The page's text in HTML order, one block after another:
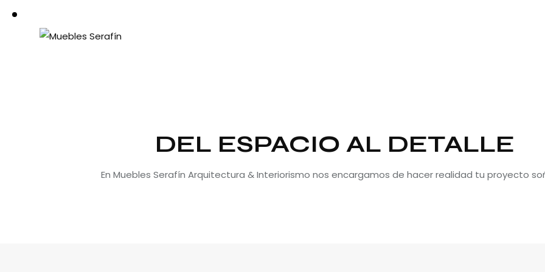
DEL ESPACIO AL DETALLE
En Muebles Serafín Arquitectura & Interiorismo nos encargamos de hacer realidad tu proyecto